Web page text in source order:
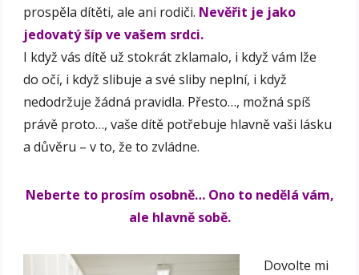
prospěla dítěti, ale ani rodiči. Nevěřit je jako
jedovatý šíp ve vašem srdci.
I když vás dítě už stokrát zklamalo, i když vám lže
do očí, i když slibuje a své sliby neplní, i když
nedodržuje žádná pravidla. Přesto…, možná spíš
právě proto…, vaše dítě potřebuje hlavně vaši lásku
a důvěru – v to, že to zvládne.
Neberte to prosím osobně… Ono to nedělá vám,
ale hlavně sobě.
Dovolte mi